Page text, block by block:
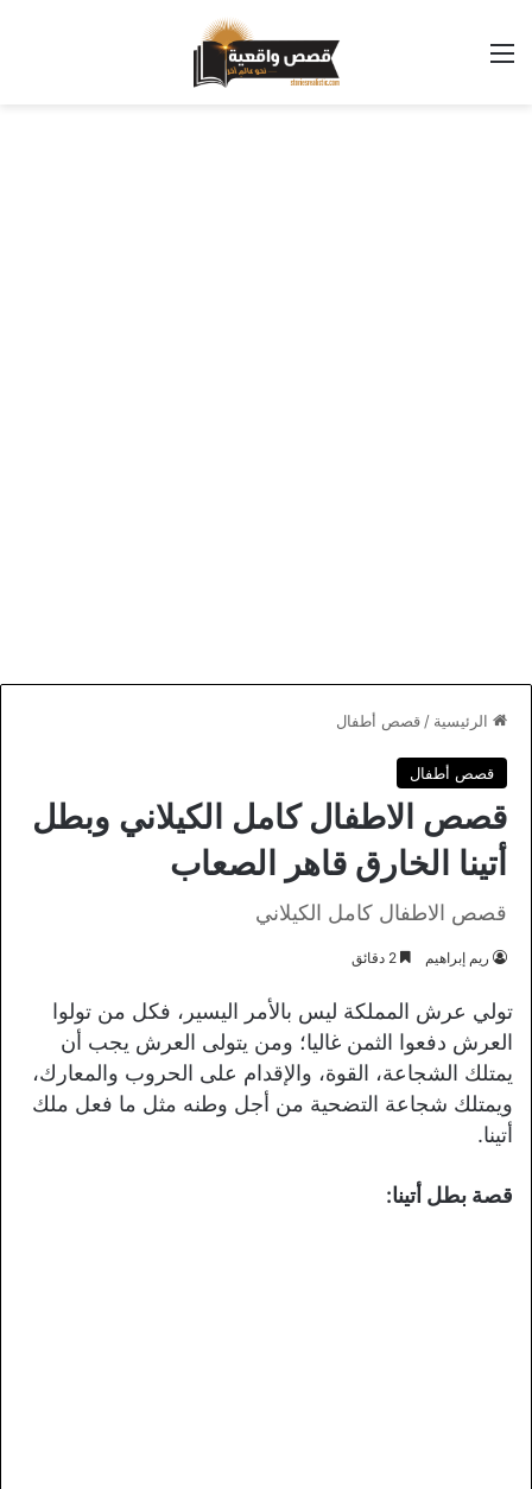
القائمة
الرئيسية / قصص أطفال
قصص أطفال
قصص الاطفال كامل الكيلاني وبطل
أتينا الخارق قاهر الصعاب
قصص الاطفال كامل الكيلاني
ريم إبراهيم
تولي عرش المملكة ليس بالأمر اليسير، فكل من تولوا
العرش دفعوا الثمن غاليا؛ ومن يتولى العرش يجب أن
يمتلك الشجاعة، القوة، والإقدام على الحروب والمعارك،
ويمتلك شجاعة التضحية من أجل وطنه مثل ما فعل ملك
أتينا.
قصة بطل أتينا: